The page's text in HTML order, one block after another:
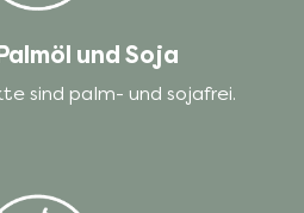
und Soja
sind palm- und sojafrei.